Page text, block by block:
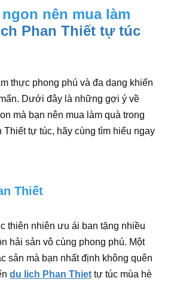
nên mua làm
Phan Thiết tự túc
thực phong phú và đa dạng khiến
Dưới đây là những gợi ý về
mà bạn nên mua làm quà trong
Thiết tự túc, hãy cùng tìm hiểu ngay
Thiết
thiên nhiên ưu ái ban tặng nhiều
hải sản vô cùng phong phú. Một
sản mà bạn nhất định không quên
du lich Phan Thiet tự túc mùa hè